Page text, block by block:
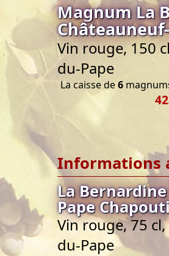
Magnum La
Vin rouge, 150
du-Pape
La caisse de6
Informations
La
Pape
Vin rouge, 75
du-Pape